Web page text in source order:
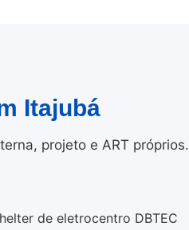
Itajubá
projeto e ART próprios.